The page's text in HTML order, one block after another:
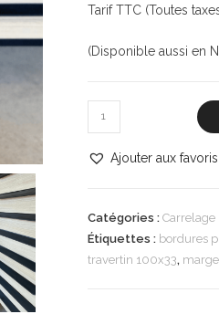
Tarif TTC (Toutes
(Disponible aussi en
Ajouter aux favoris
Catégories : Carrelage
Étiquettes : bordures
travertin 100x33,